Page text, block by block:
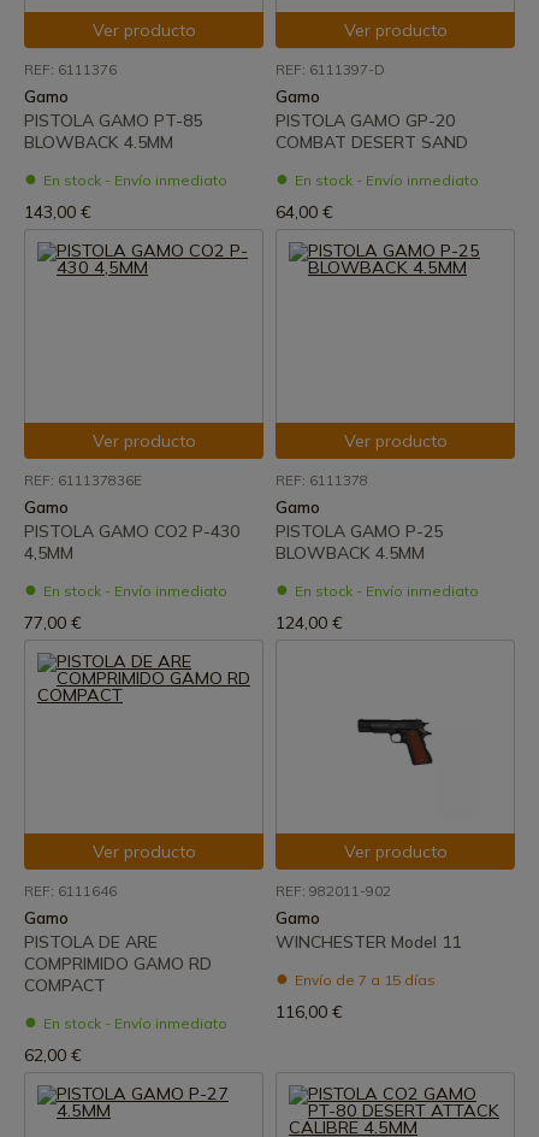
Ver producto
REF: 6111376
Gamo
PISTOLA GAMO PT-85
BLOWBACK 4.5MM
En stock - Envío inmediato
143,00 €
Ver producto
REF: 6111397-D
Gamo
PISTOLA GAMO GP-20
COMBAT DESERT SAND
En stock - Envío inmediato
64,00 €
Ver producto
REF: 611137836E
Gamo
PISTOLA GAMO CO2 P-430
4,5MM
En stock - Envío inmediato
77,00 €
Ver producto
REF: 6111378
Gamo
PISTOLA GAMO P-25
BLOWBACK 4.5MM
En stock - Envío inmediato
124,00 €
Ver producto
REF: 6111646
Gamo
PISTOLA DE ARE
COMPRIMIDO GAMO RD
COMPACT
En stock - Envío inmediato
62,00 €
Ver producto
REF: 982011-902
Gamo
WINCHESTER Model 11
Envío de 7 a 15 días
116,00 €